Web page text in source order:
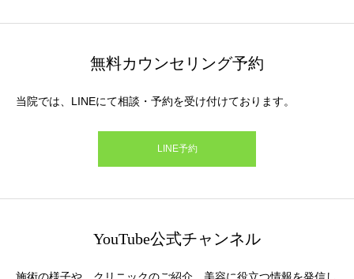
無料カウンセリング予約
当院では、LINEにて相談・予約を受け付けております。
LINE予約
YouTube公式チャンネル